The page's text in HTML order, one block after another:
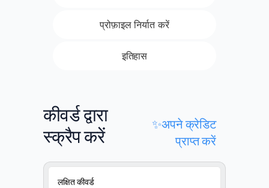
प्रोफ़ाइल निर्यात करें
इतिहास
कीवर्ड द्वारा
स्क्रैप करें
✨अपने क्रेडिट
प्राप्त करें
लक्षित कीवर्ड